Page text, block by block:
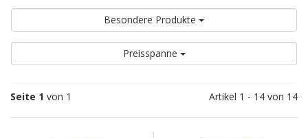
Besondere Produkte
Preisspanne
Seite 1 von 1 Artikel 1 - 14 von 14